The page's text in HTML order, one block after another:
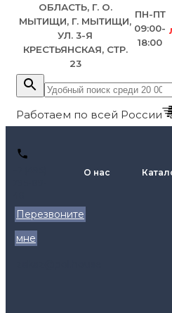
ОБЛАСТЬ, Г. О.
МЫТИЩИ, Г. МЫТИЩИ,
УЛ. 3-Я
КРЕСТЬЯНСКАЯ, СТР.
23
ПН-ПТ
09:00-
18:00
Работаем по всей России
Перезвоните
мне
О нас